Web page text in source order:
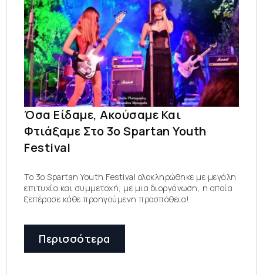
Όσα Είδαμε, Ακούσαμε Και
Φτιάξαμε Στο 3ο Spartan Youth
Festival
To 3ο Spartan Youth Festival ολοκληρώθηκε με μεγάλη
επιτυχία και συμμετοχή, με μια διοργάνωση, η οποία
ξεπέρασε κάθε προηγούμενη προσπάθεια!
Περισσότερα